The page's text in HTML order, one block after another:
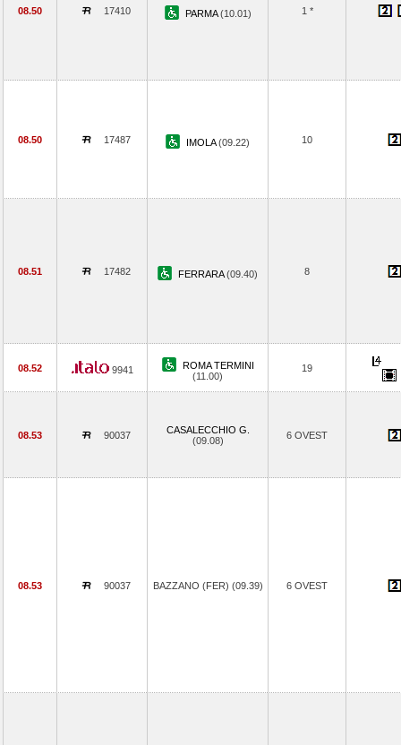
08.50 17410 PARMA(10.01) 1 *
08.50 17487 IMOLA(09.22) 10
08.51 17482 FERRARA(09.40) 8
08.52 9941
ROMA TERMINI
(11.00)
19
08.53 90037
CASALECCHIO G.
(09.08)
6 OVEST
08.53 90037 BAZZANO (FER) (09.39) 6 OVEST